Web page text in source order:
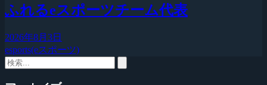
ふれるeスポーツチーム代表
2026年8月3日
esports(eスポーツ)